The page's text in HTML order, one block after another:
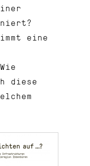
eine
diese